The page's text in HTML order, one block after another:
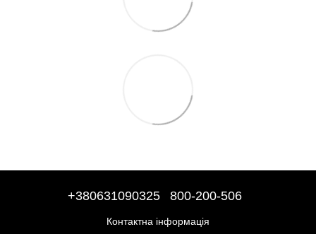
+380631090325 800-200-506
Контактна інформація